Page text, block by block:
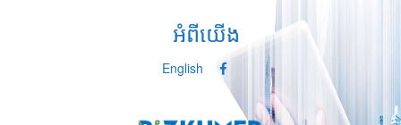
អំពីយើង
English